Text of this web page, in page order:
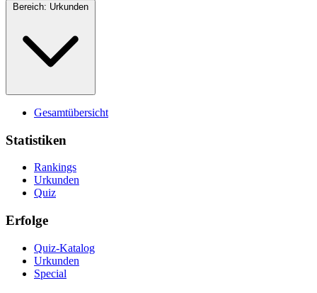
Bereich: Urkunden
Gesamtübersicht
Statistiken
Rankings
Urkunden
Quiz
Erfolge
Quiz-Katalog
Urkunden
Special